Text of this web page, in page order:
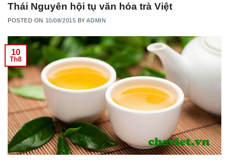
Thái Nguyên hội tụ văn hóa trà Việt
POSTED ON 10/08/2015 BYADMIN
10
Th8